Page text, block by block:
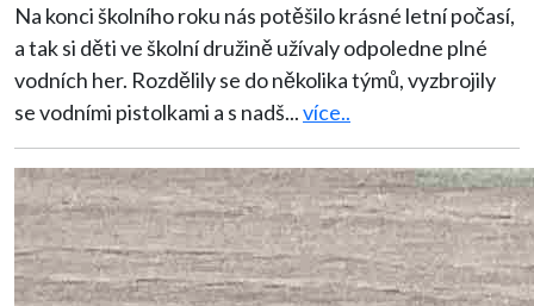
Na konci školního roku nás potěšilo krásné letní počasí,
a tak si děti ve školní družině užívaly odpoledne plné
vodních her. Rozdělily se do několika týmů, vyzbrojily
se vodními pistolkami a s nadš...více..